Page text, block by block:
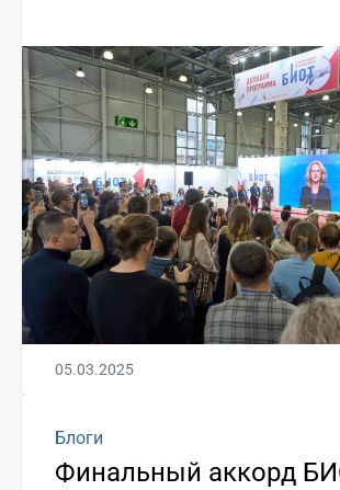
05.03.2025
Блоги
Финальный аккорд